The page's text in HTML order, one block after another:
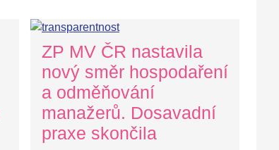
ZP MV ČR nastavila
nový směr hospodaření
a odměňování
manažerů. Dosavadní
praxe skončila